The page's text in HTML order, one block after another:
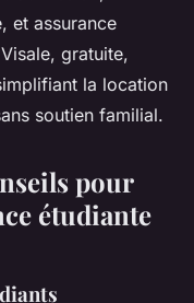
et assurance
gratuite,
la location
soutien familial.
pour
étudiante